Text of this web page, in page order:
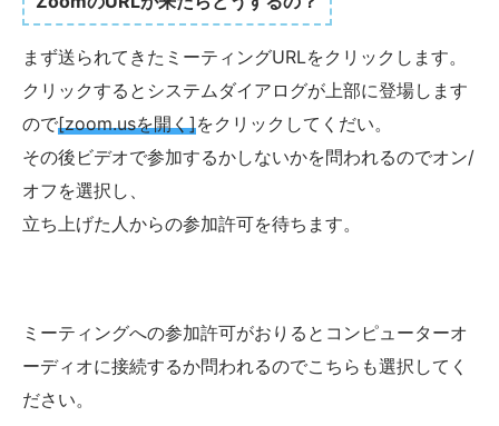
まず送られてきたミーティングURLをクリックします。
クリックするとシステムダイアログが上部に登場します
ので[zoom.usを開く]をクリックしてくだい。
その後ビデオで参加するかしないかを問われるのでオン/
オフを選択し、
立ち上げた人からの参加許可を待ちます。
ミーティングへの参加許可がおりるとコンピューターオ
ーディオに接続するか問われるのでこちらも選択してく
ださい。